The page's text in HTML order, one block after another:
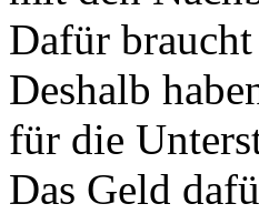
Dafür
Deshalb
für die
Das Geld